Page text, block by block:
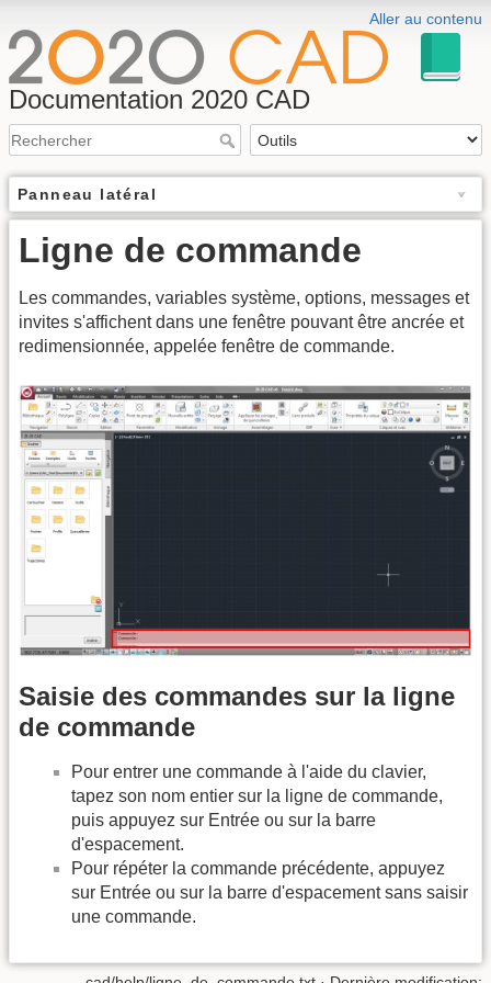
Aller au contenu
Documentation 2020 CAD
Panneau latéral
Ligne de commande
Les commandes, variables système, options, messages et
invites s'affichent dans une fenêtre pouvant être ancrée et
redimensionnée, appelée fenêtre de commande.
Saisie des commandes sur la ligne
de commande
Pour entrer une commande à l'aide du clavier,
tapez son nom entier sur la ligne de commande,
puis appuyez sur Entrée ou sur la barre
d'espacement.
Pour répéter la commande précédente, appuyez
sur Entrée ou sur la barre d'espacement sans saisir
une commande.